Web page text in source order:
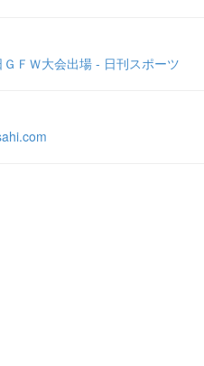
ＦＷ大会出場 - 日刊スポーツ